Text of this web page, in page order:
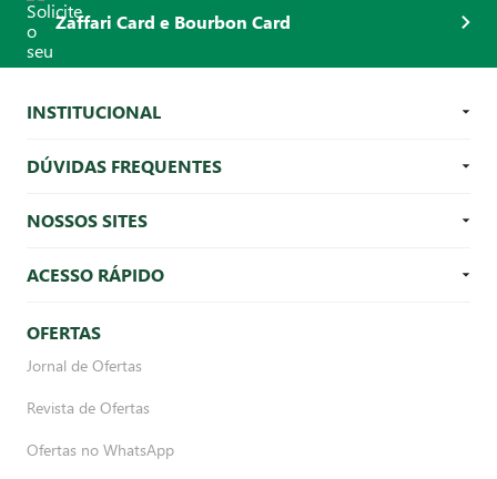
Zaffari Card e Bourbon Card
INSTITUCIONAL
DÚVIDAS FREQUENTES
NOSSOS SITES
ACESSO RÁPIDO
OFERTAS
Jornal de Ofertas
Revista de Ofertas
Ofertas no WhatsApp